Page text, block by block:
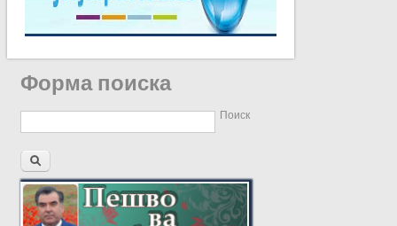
Форма поиска
Поиск